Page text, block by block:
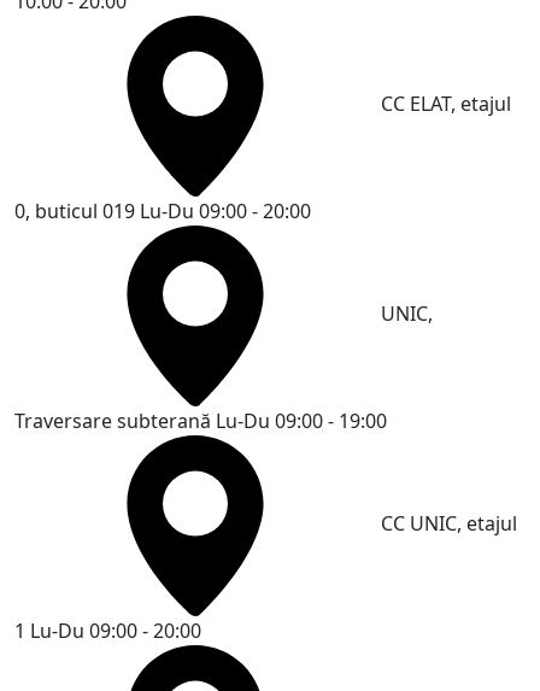
CC ELAT, etajul
0, buticul 019 Lu-Du 09:00 - 20:00
UNIC,
Traversare subterană Lu-Du 09:00 - 19:00
CC UNIC, etajul
1 Lu-Du 09:00 - 20:00